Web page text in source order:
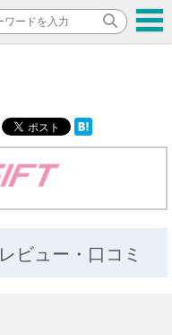
レビュー・口コミ